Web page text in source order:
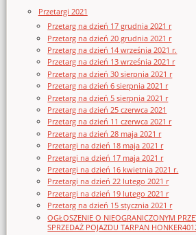
Przetargi 2021
Przetarg na dzień 17 grudnia 2021 r
Przetarg na dzień 20 grudnia 2021 r
Przetarg na dzień 14 września 2021 r.
Przetarg na dzień 13 września 2021 r
Przetarg na dzień 30 sierpnia 2021 r
Przetarg na dzień 6 sierpnia 2021 r
Przetarg na dzień 5 sierpnia 2021 r
Przetarg na dzień 25 czerwca 2021
Przetarg na dzień 11 czerwca 2021 r
Przetarg na dzień 28 maja 2021 r
Przetargi na dzień 18 maja 2021 r
Przetargi na dzień 17 maja 2021 r
Przetargi na dzień 16 kwietnia 2021 r.
Przetargi na dzień 22 lutego 2021 r
Przetargi na dzień 19 lutego 2021 r
Przetarg na dzień 15 stycznia 2021 r
OGŁOSZENIE O NIEOGRANICZONYM
SPRZEDAŻ POJAZDU TARPAN